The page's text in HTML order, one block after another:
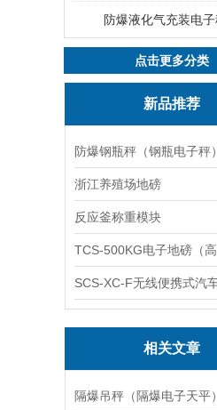
点击更多分类
新品推荐
防爆钢瓶秤（钢瓶电子秤）
浙江养殖场地磅
反应釜称重模块
相关文章